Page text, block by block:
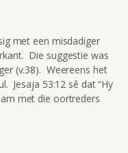
met een misdadiger
Die suggestie was
(v.38). Weereens het
Jesaja 53:12 sê dat “Hy
met die oortreders